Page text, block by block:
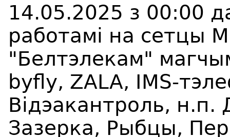
14.05.2025 з 00:00
работамі на сетцы
"Белтэлекам"
byfly, ZALA, IMS-
Відэакантроль,
Зазерка, Рыбцы,